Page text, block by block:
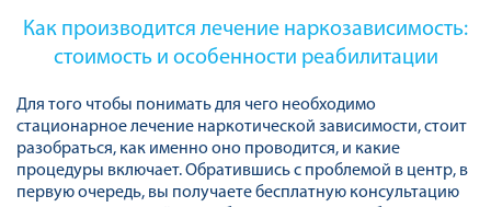
Как производится лечение наркозависимость:
стоимость и особенности реабилитации
Для того чтобы понимать для чего необходимо
стационарное лечение наркотической зависимости, стоит
разобраться, как именно оно проводится, и какие
процедуры включает. Обратившись с проблемой в центр, в
первую очередь, вы получаете бесплатную консультацию